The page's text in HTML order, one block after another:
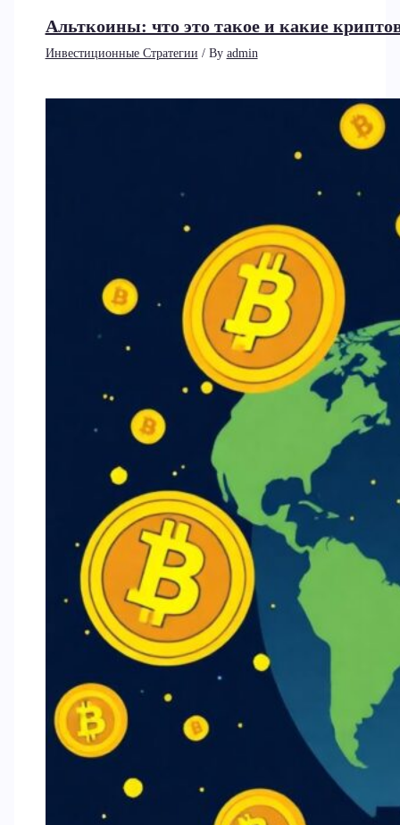
Альткоины: что это такое и какие
Инвестиционные Стратегии / By admin